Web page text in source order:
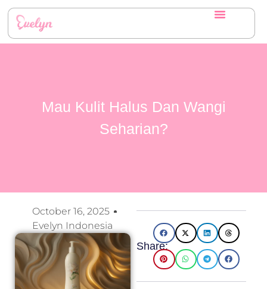
Mau Kulit Halus Dan Wangi
Seharian?
October 16, 2025
Evelyn Indonesia
Share: